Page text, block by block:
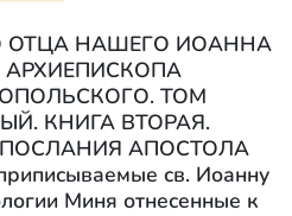
ОТЦА НАШЕГО ИОАННА
АРХИЕПИСКОПА
ТОМ
КНИГА ВТОРАЯ.
АПОСТОЛА
св. Иоанну
Миня отнесенные к